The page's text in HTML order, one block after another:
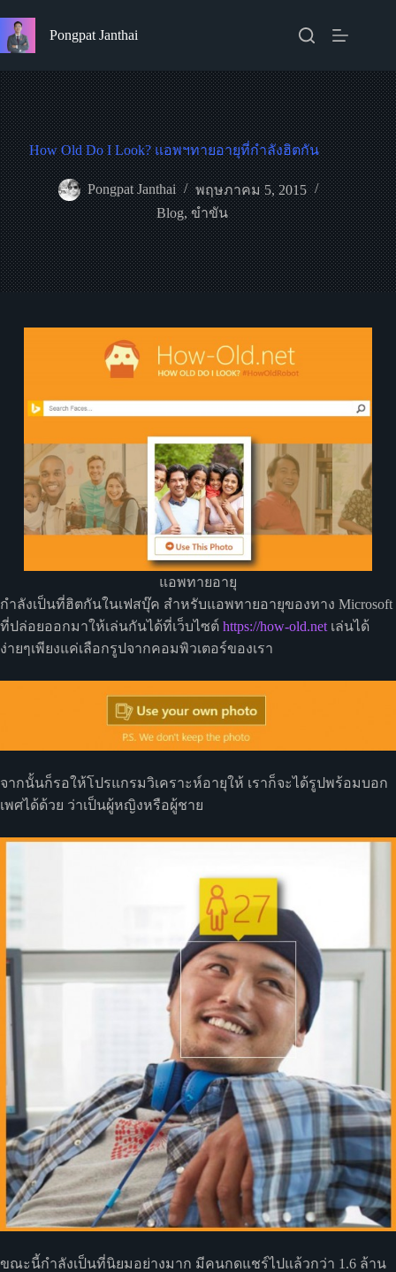
to
content
Pongpat Janthai
How Old Do I Look? แอพฯทายอายุที่กำลังฮิตกัน
Pongpat Janthai
พฤษภาคม 5, 2015
Blog,ขำขัน
แอพทายอายุ
กำลังเป็นที่ฮิตกันในเฟสบุ๊ค สำหรับแอพทายอายุของทาง Microsoft
ที่ปล่อยออกมาให้เล่นกันได้ที่เว็บไซต์ https://how-old.net เล่นได้
ง่ายๆเพียงแค่เลือกรูปจากคอมพิวเตอร์ของเรา
จากนั้นก็รอให้โปรแกรมวิเคราะห์อายุให้ เราก็จะได้รูปพร้อมบอก
เพศได้ด้วย ว่าเป็นผู้หญิงหรือผู้ชาย
ขณะนี้กำลังเป็นที่นิยมอย่างมาก มีคนกดแชร์ไปแล้วกว่า 1.6 ล้าน